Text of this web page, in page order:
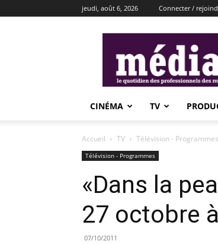
jeudi, août 6, 2026 Connecter /
CINÉMA TV
Accueil TV Télévision - Programmes
Télévision - Programmes
«Dans la
27 octobre
07/10/2011